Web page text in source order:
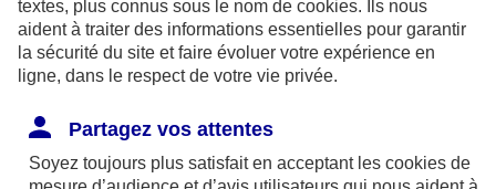
d’abord connaître vos droits et obligations pour ne
pas mettre votre entreprise en péril. De plus, les
risques sont d’autant plus réels que vos partenaires
sont nombreux : clients, fournisseurs,
administrations...
textes, plus connus sous le nom de cookies. Ils nous
aident à traiter des informations essentielles pour garantir
la sécurité du site et faire évoluer votre expérience en
ligne, dans le respect de votre vie privée.
Partagez vos attentes
Soyez toujours plus satisfait en acceptant les cookies de